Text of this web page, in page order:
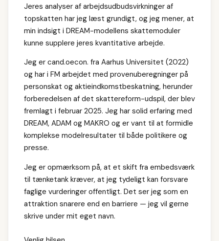
Jeres analyser af arbejdsudbudsvirkninger af
topskatten har jeg læst grundigt, og jeg mener, at
min indsigt i DREAM-modellens skattemoduler
kunne supplere jeres kvantitative arbejde.
Jeg er cand.oecon. fra Aarhus Universitet (2022)
og har i FM arbejdet med provenuberegninger på
personskat og aktieindkomstbeskatning, herunder
forberedelsen af det skattereform-udspil, der blev
fremlagt i februar 2025. Jeg har solid erfaring med
DREAM, ADAM og MAKRO og er vant til at formidle
komplekse modelresultater til både politikere og
presse.
Jeg er opmærksom på, at et skift fra embedsværk
til tænketank kræver, at jeg tydeligt kan forsvare
faglige vurderinger offentligt. Det ser jeg som en
attraktion snarere end en barriere — jeg vil gerne
skrive under mit eget navn.